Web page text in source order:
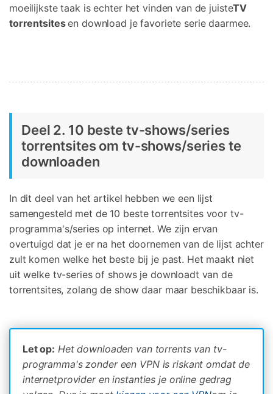
moeilijkste taak is echter het vinden van de juisteTV
torrentsitesen download je favoriete serie daarmee.
Deel 2. 10 beste tv-shows/series
torrentsites om tv-shows/series te
downloaden
In dit deel van het artikel hebben we een lijst
samengesteld met de 10 beste torrentsites voor tv-
programma's/series op internet. We zijn ervan
overtuigd dat je er na het doornemen van de lijst achter
zult komen welke het beste bij je past. Het maakt niet
uit welke tv-series of shows je downloadt van de
torrentsites, zolang de show daar maar beschikbaar is.
Let op: Het downloaden van torrents van tv-
programma's zonder een VPN is riskant omdat de
internetprovider en instanties je online gedrag